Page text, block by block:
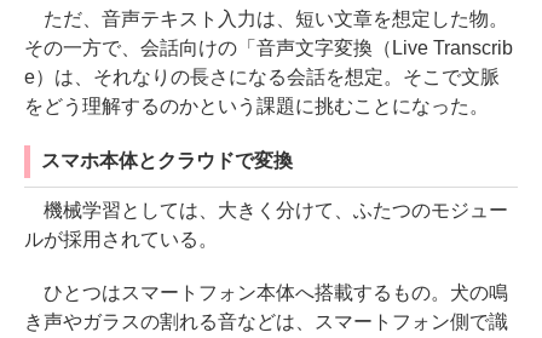
ただ、音声テキスト入力は、短い文章を想定した物。
その一方で、会話向けの「音声文字変換（Live Transcrib
e）は、それなりの長さになる会話を想定。そこで文脈
をどう理解するのかという課題に挑むことになった。
スマホ本体とクラウドで変換
機械学習としては、大きく分けて、ふたつのモジュー
ルが採用されている。
ひとつはスマートフォン本体へ搭載するもの。犬の鳴
き声やガラスの割れる音などは、スマートフォン側で識